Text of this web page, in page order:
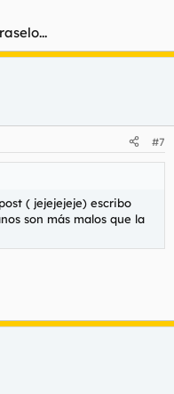
#7
( jejejejeje) escribo
son más malos que la